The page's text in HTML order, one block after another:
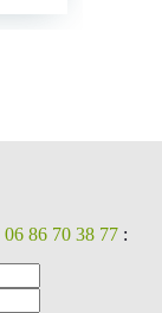
06 86 70 38 77 :